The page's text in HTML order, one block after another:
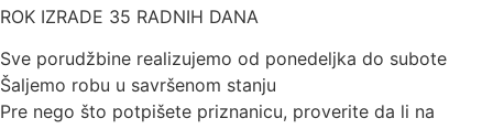
ROK IZRADE 35 RADNIH DANA
Sve porudžbine realizujemo od ponedeljka do subote
Šaljemo robu u savršenom stanju
Pre nego što potpišete priznanicu, proverite da li na